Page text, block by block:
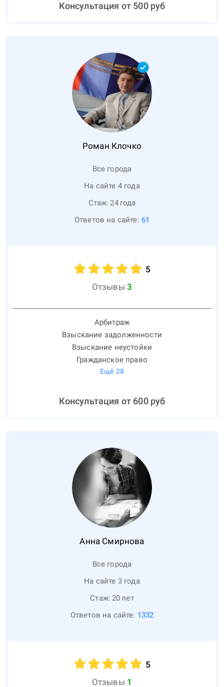
Консультация от 500руб
Роман Клочко
Все города
На сайте 4 года
Стаж: 24 года
Ответов на сайте: 61
5
Отзывы 3
Арбитраж
Взыскание задолженности
Взыскание неустойки
Гражданское право
Ещё 28
Консультация от 600руб
Анна Смирнова
Все города
На сайте 3 года
Стаж: 20лет
Ответов на сайте: 1332
5
Отзывы 1